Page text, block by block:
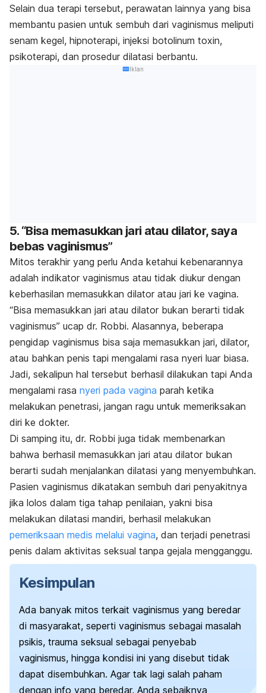
Selain dua terapi tersebut, perawatan lainnya yang bisa
membantu pasien untuk sembuh dari vaginismus meliputi
senam kegel, hipnoterapi, injeksi botolinum toxin,
psikoterapi, dan prosedur dilatasi berbantu.
Iklan
5. “Bisa memasukkan jari atau dilator, saya
bebas vaginismus”
Mitos terakhir yang perlu Anda ketahui kebenarannya
adalah indikator vaginismus atau tidak diukur dengan
keberhasilan memasukkan dilator atau jari ke vagina.
“Bisa memasukkan jari atau dilator bukan berarti tidak
vaginismus” ucap dr. Robbi. Alasannya, beberapa
pengidap vaginismus bisa saja memasukkan jari, dilator,
atau bahkan penis tapi mengalami rasa nyeri luar biasa.
Jadi, sekalipun hal tersebut berhasil dilakukan tapi Anda
mengalami rasa nyeri pada vagina parah ketika
melakukan penetrasi, jangan ragu untuk memeriksakan
diri ke dokter.
Di samping itu, dr. Robbi juga tidak membenarkan
bahwa berhasil memasukkan jari atau dilator bukan
berarti sudah menjalankan dilatasi yang menyembuhkan.
Pasien vaginismus dikatakan sembuh dari penyakitnya
jika lolos dalam tiga tahap penilaian, yakni bisa
melakukan dilatasi mandiri, berhasil melakukan
pemeriksaan medis melalui vagina, dan terjadi penetrasi
penis dalam aktivitas seksual tanpa gejala mengganggu.
Kesimpulan
Ada banyak mitos terkait vaginismus yang beredar
di masyarakat, seperti vaginismus sebagai masalah
psikis, trauma seksual sebagai penyebab
vaginismus, hingga kondisi ini yang disebut tidak
dapat disembuhkan. Agar tak lagi salah paham
dengan info yang beredar, Anda sebaiknya